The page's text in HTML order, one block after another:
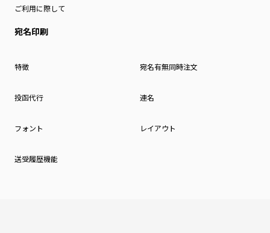
ご利用に際して
宛名印刷
特徴 宛名有無同時注文
投函代行 連名
フォント レイアウト
送受履歴機能